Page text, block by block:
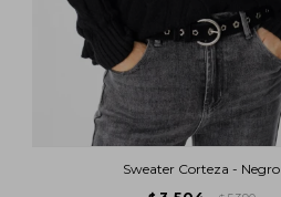
Sweater Corteza - Negro